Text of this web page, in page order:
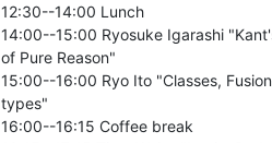
12:30--14:00 Lunch
14:00--15:00 Ryosuke Igarashi
of Pure Reason"
15:00--16:00 Ryo Ito "Classes,
types"
16:00--16:15 Coffee break